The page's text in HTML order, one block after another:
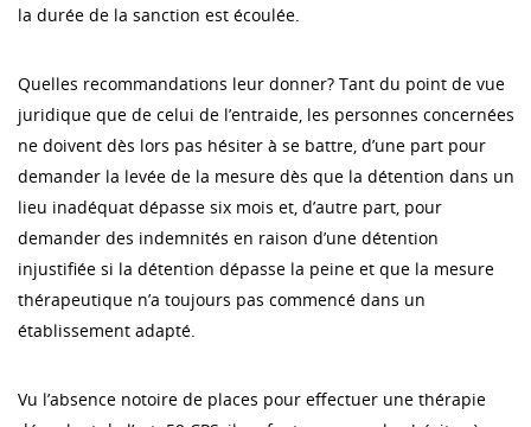
la durée de la sanction est écoulée.
Quelles recommandations leur donner? Tant du point de vue
juridique que de celui de l’entraide, les personnes concernées
ne doivent dès lors pas hésiter à se battre, d’une part pour
demander la levée de la mesure dès que la détention dans un
lieu inadéquat dépasse six mois et, d’autre part, pour
demander des indemnités en raison d’une détention
injustifiée si la détention dépasse la peine et que la mesure
thérapeutique n’a toujours pas commencé dans un
établissement adapté.
Vu l’absence notoire de places pour effectuer une thérapie